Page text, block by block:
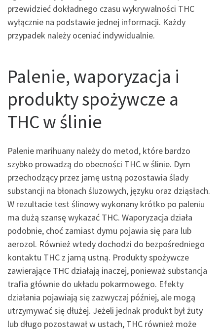
przewidzieć dokładnego czasu wykrywalności THC
wyłącznie na podstawie jednej informacji. Każdy
przypadek należy oceniać indywidualnie.
Palenie, waporyzacja i
produkty spożywcze a
THC w ślinie
Palenie marihuany należy do metod, które bardzo
szybko prowadzą do obecności THC w ślinie. Dym
przechodzący przez jamę ustną pozostawia ślady
substancji na błonach śluzowych, języku oraz dziąsłach.
W rezultacie test ślinowy wykonany krótko po paleniu
ma dużą szansę wykazać THC. Waporyzacja działa
podobnie, choć zamiast dymu pojawia się para lub
aerozol. Również wtedy dochodzi do bezpośredniego
kontaktu THC z jamą ustną. Produkty spożywcze
zawierające THC działają inaczej, ponieważ substancja
trafia głównie do układu pokarmowego. Efekty
działania pojawiają się zazwyczaj później, ale mogą
utrzymywać się dłużej. Jeżeli jednak produkt był żuty
lub długo pozostawał w ustach, THC również może